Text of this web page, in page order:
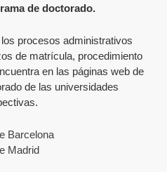
de doctorado.
procesos administrativos
de matrícula, procedimiento
en las páginas web de
de las universidades
Barcelona
Madrid